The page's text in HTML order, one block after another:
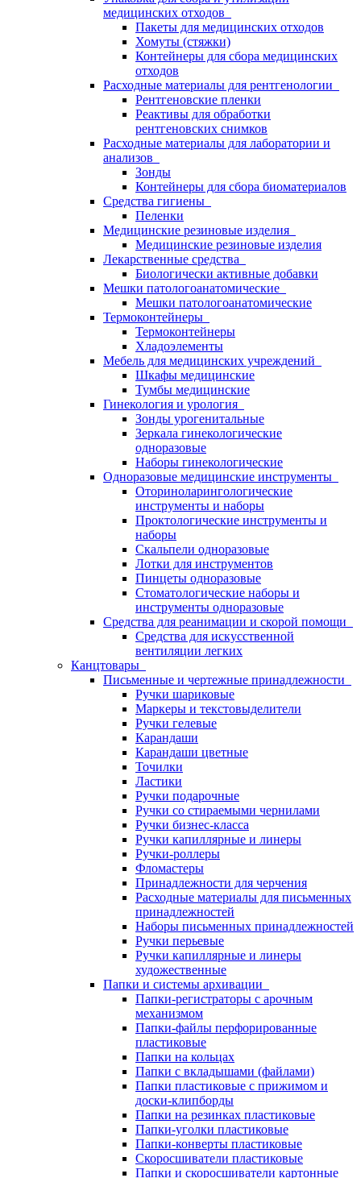
медицинских отходов
Пакеты для медицинских отходов
Хомуты (стяжки)
Контейнеры для сбора медицинских
отходов
Расходные материалы для рентгенологии
Рентгеновские пленки
Реактивы для обработки
рентгеновских снимков
Расходные материалы для лаборатории и
анализов
Зонды
Контейнеры для сбора биоматериалов
Средства гигиены
Пеленки
Медицинские резиновые изделия
Медицинские резиновые изделия
Лекарственные средства
Биологически активные добавки
Мешки патологоанатомические
Мешки патологоанатомические
Термоконтейнеры
Термоконтейнеры
Хладоэлементы
Мебель для медицинских учреждений
Шкафы медицинские
Тумбы медицинские
Гинекология и урология
Зонды урогенитальные
Зеркала гинекологические
одноразовые
Наборы гинекологические
Одноразовые медицинские инструменты
Оториноларингологические
инструменты и наборы
Проктологические инструменты и
наборы
Скальпели одноразовые
Лотки для инструментов
Пинцеты одноразовые
Стоматологические наборы и
инструменты одноразовые
Средства для реанимации и скорой помощи
Средства для искусственной
вентиляции легких
Канцтовары
Письменные и чертежные принадлежности
Ручки шариковые
Маркеры и текстовыделители
Ручки гелевые
Карандаши
Карандаши цветные
Точилки
Ластики
Ручки подарочные
Ручки со стираемыми чернилами
Ручки бизнес-класса
Ручки капиллярные и линеры
Ручки-роллеры
Фломастеры
Принадлежности для черчения
Расходные материалы для письменных
принадлежностей
Наборы письменных принадлежностей
Ручки перьевые
Ручки капиллярные и линеры
художественные
Папки и системы архивации
Папки-регистраторы с арочным
механизмом
Папки-файлы перфорированные
пластиковые
Папки на кольцах
Папки с вкладышами (файлами)
Папки пластиковые с прижимом и
доски-клипборды
Папки на резинках пластиковые
Папки-уголки пластиковые
Папки-конверты пластиковые
Скоросшиватели пластиковые
Папки и скоросшиватели картонные